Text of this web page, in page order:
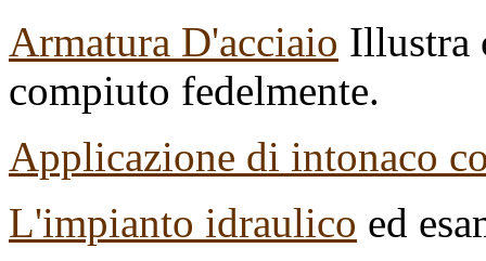
Armatura D'acciaio Illustra
compiuto fedelmente.
Applicazione di intonaco
L'impianto idraulico ed